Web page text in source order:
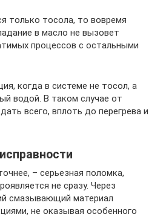
только тосола, то вовремя
в масло не вызовет
процессов с остальными
когда в системе не тосол, а
водой. В таком случае от
всего, вплоть до перегрева и
– серьезная поломка,
не сразу. Через
смазывающий материал
не оказывая особенного